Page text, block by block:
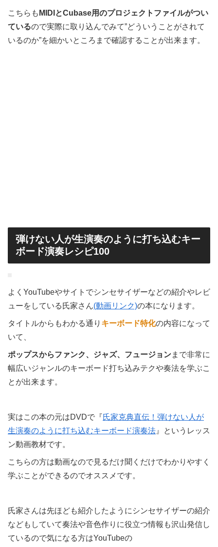
こちらも MIDIとCubase用のプロジェクトファイルがつい
ているので実際に取り込んでみて”どういうことがされて
いるのか”を細かいところまで確認することが出来ます。
弾けない人が生演奏のように打ち込むキー
ボード演奏レシピ100
よくYouTubeやサイトでシンセサイザーなどの紹介やレビ
ューをしている氏家さん(動画リンク)の本になります。
タイトルからもわかる通り キーボード特化の内容になって
いて、
ポップスからファンク、ジャズ、フュージョンまで非常に
幅広いジャンルのキーボード打ち込みテクや奏法を学ぶこ
とが出来ます。
実はこの本の元はDVDで『 氏家克典直伝！弾けない人が
生演奏のように打ち込むキーボード演奏法』というレッス
ン動画教材です。
こちらの方は動画なので見るだけ聞くだけでわかりやすく
学ぶことができるのでオススメです。
氏家さんは先ほども紹介したようにシンセサイザーの紹介
などもしていて奏法や音色作りに役立つ情報も沢山発信し
ているので気になる方はYouTubeの